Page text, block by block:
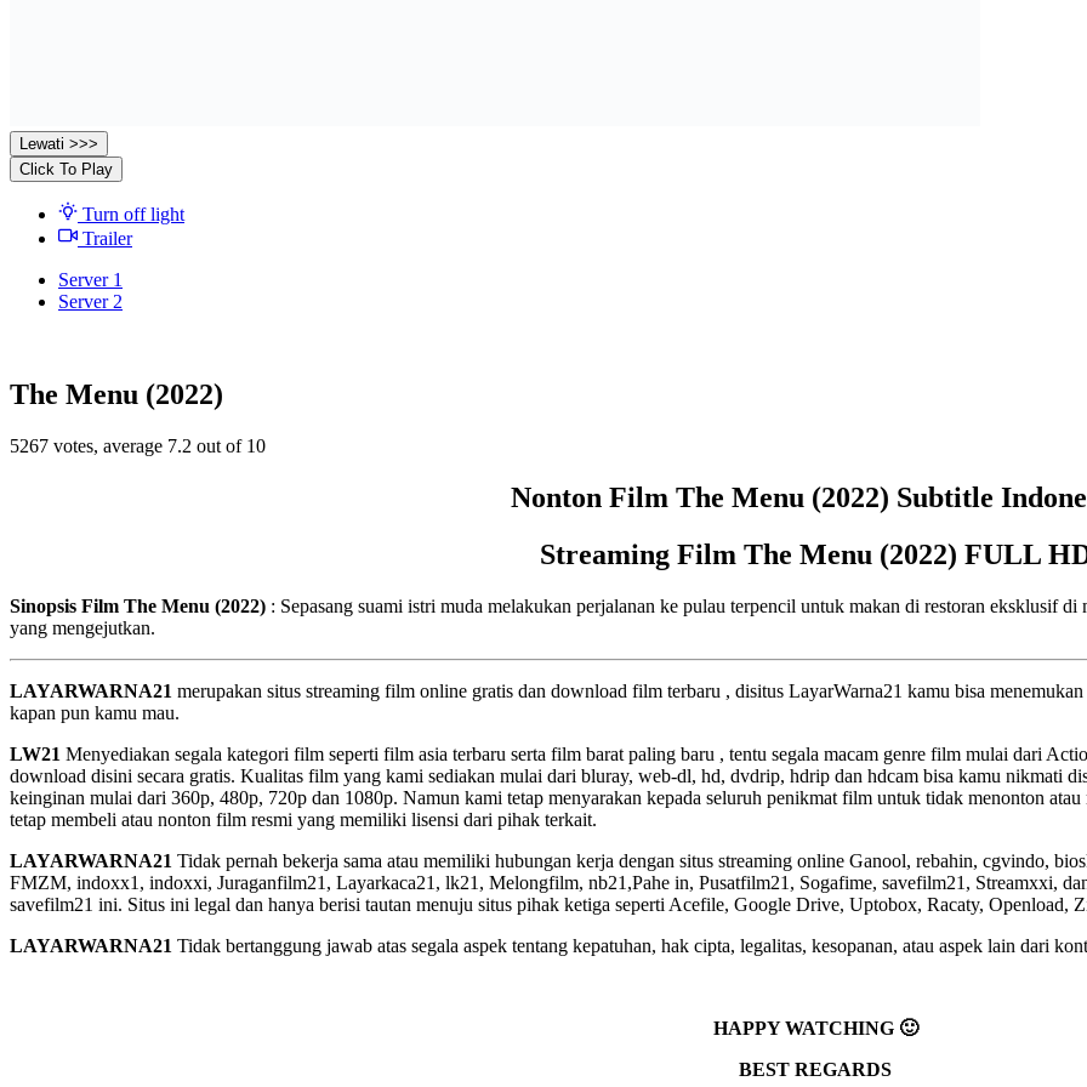
Lewati >>>
Click To Play
Turn off light
Trailer
Server 1
Server 2
The Menu (2022)
5267 votes, average 7.2 out of 10
Nonton Film The Menu (2022) Subtitle
Streaming Film The Menu (2022) FULL
Sinopsis Film The Menu (2022) : Sepasang suami istri muda melakukan perjalanan ke pulau terpencil untuk makan di restoran eksklusif
yang mengejutkan.
LAYARWARNA21 merupakan situs streaming film online gratis dan download film terbaru , disitus LayarWarna21 kamu bisa
kapan pun kamu mau.
LW21 Menyediakan segala kategori film seperti film asia terbaru serta film barat paling baru , tentu segala macam genre film mulai dari
download disini secara gratis. Kualitas film yang kami sediakan mulai dari bluray, web-dl, hd, dvdrip, hdrip dan hdcam bisa kamu nikmati
keinginan mulai dari 360p, 480p, 720p dan 1080p. Namun kami tetap menyarakan kepada seluruh penikmat film untuk tidak menonton
tetap membeli atau nonton film resmi yang memiliki lisensi dari pihak terkait.
LAYARWARNA21 Tidak pernah bekerja sama atau memiliki hubungan kerja dengan situs streaming online Ganool, rebahin, cgvindo,
FMZM, indoxx1, indoxxi, Juraganfilm21, Layarkaca21, lk21, Melongfilm, nb21,Pahe in, Pusatfilm21, Sogafime, savefilm21, Streamxxi,
savefilm21 ini. Situs ini legal dan hanya berisi tautan menuju situs pihak ketiga seperti Acefile, Google Drive, Uptobox, Racaty, Openload,
LAYARWARNA21 Tidak bertanggung jawab atas segala aspek tentang kepatuhan, hak cipta, legalitas, kesopanan, atau aspek lain dari
HAPPY WATCHING 🙂
BEST REGARDS